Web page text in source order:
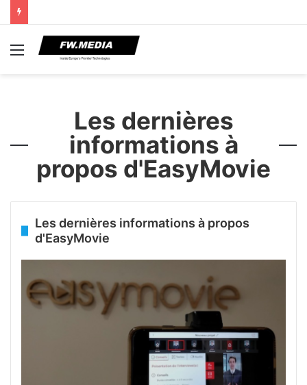
Menu
Les dernières
informations à
propos d'EasyMovie
Les dernières informations à propos
d'EasyMovie